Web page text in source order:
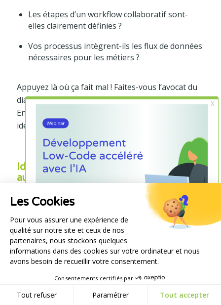
Les Cookies
Pour vous assurer une expérience de
qualité sur notre site et ceux de nos
partenaires, nous stockons quelques
informations dans des cookies sur votre ordinateur et nous
avons besoin de recueillir votre consentement.
Consentements certifiés par
Tout refuser Paramétrer Tout accepter
Les étapes d’un workflow collaboratif sont-
elles clairement définies ?
Vos processus intègrent-ils les flux de données
nécessaires pour les métiers ?
Appuyez là où ça fait mal ! Faites-vous l’avocat du
diable !
En adoptant ce questionnement réaliste, vous
identifiez les améliorations à effectuer.
Identifier les tâches qui peuvent être
automatisées
Si un robot peut automatiser une action sans
qu’une décision humaine ne soit indispensable,
foncez !
Questionnez vos équipes métiers. Généralement,
les tâches chronophages résident :
dans la saisie et la ressaisie de données,